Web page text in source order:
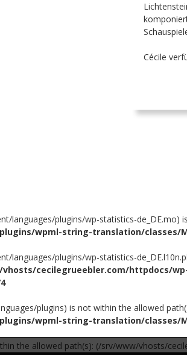
Cécile
languages/plugins/wp-statistics-
wpml-string-translation/classes/
languages/plugins/wp-statistics-
cecilegrueebler.com/httpdocs/
plugins) is not within the allowed
wpml-string-translation/classes/
the allowed path(s): (/srv/www/vhosts/